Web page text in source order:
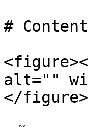
#
alt=""
</figure>